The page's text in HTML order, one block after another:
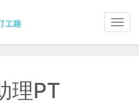
理PT